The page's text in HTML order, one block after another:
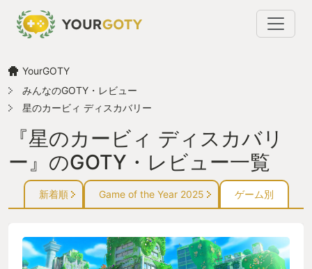
YourGOTY
みんなのGOTY・レビュー
星のカービィ ディスカバリー
『星のカービィ ディスカバリ
ー』のGOTY・レビュー一覧
新着順 Game of the Year 2025 ゲーム別